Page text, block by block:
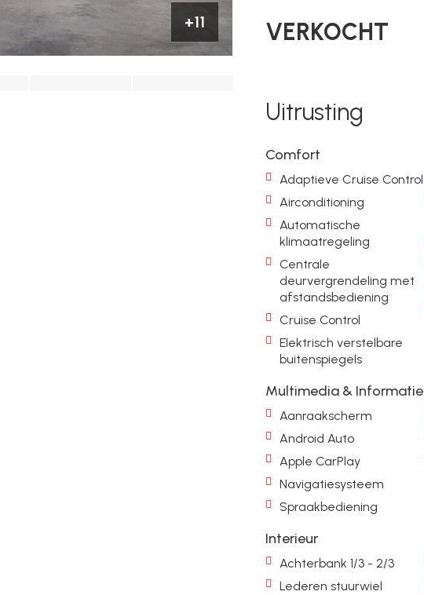
+11 VERKOCHT
Uitrusting
Comfort
Adaptieve Cruise Control
Airconditioning
Automatische
klimaatregeling
Centrale
deurvergrendeling met
afstandsbediening
Cruise Control
Elektrisch verstelbare
buitenspiegels
Multimedia & Informatie
Aanraakscherm
Android Auto
Apple CarPlay
Navigatiesysteem
Spraakbediening
Interieur
Achterbank 1/3 - 2/3
Lederen stuurwiel